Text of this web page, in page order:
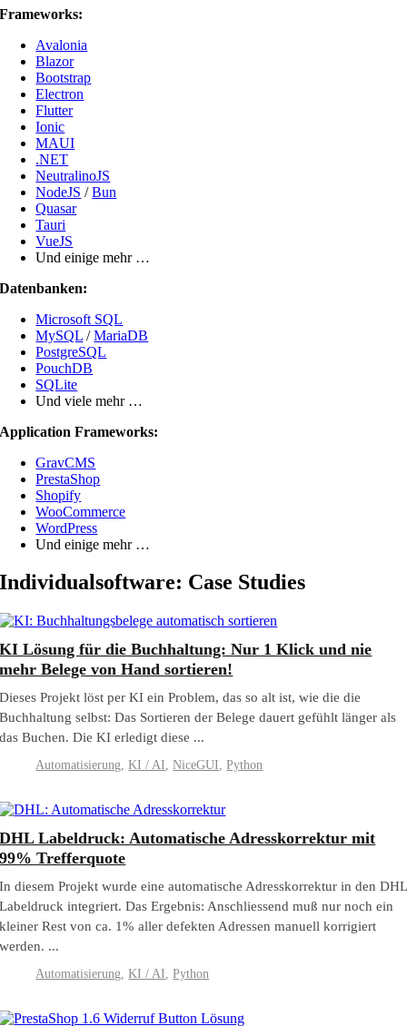
Frameworks:
Avalonia
Blazor
Bootstrap
Electron
Flutter
Ionic
MAUI
.NET
NeutralinoJS
NodeJS /Bun
Quasar
Tauri
VueJS
Und einige mehr …
Datenbanken:
Microsoft SQL
MySQL /MariaDB
PostgreSQL
PouchDB
SQLite
Und viele mehr …
Application Frameworks:
GravCMS
PrestaShop
Shopify
WooCommerce
WordPress
Und einige mehr …
Individualsoftware: Case Studies
KI Lösung für die Buchhaltung: Nur 1 Klick und nie
mehr Belege von Hand sortieren!
Dieses Projekt löst per KI ein Problem, das so alt ist, wie die die
Buchhaltung selbst: Das Sortieren der Belege dauert gefühlt länger als
das Buchen. Die KI erledigt diese ...
Automatisierung,KI / AI,NiceGUI,Python
DHL Labeldruck: Automatische Adresskorrektur mit
99% Trefferquote
In diesem Projekt wurde eine automatische Adresskorrektur in den DHL
Labeldruck integriert. Das Ergebnis: Anschliessend muß nur noch ein
kleiner Rest von ca. 1% aller defekten Adressen manuell korrigiert
werden. ...
Automatisierung,KI / AI,Python